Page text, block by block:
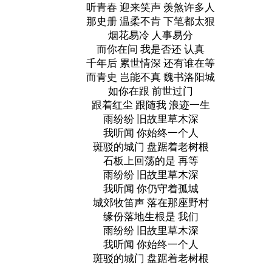
听青春 迎来笑声 羡煞许多人
那史册 温柔不肯 下笔都太狠
烟花易冷 人事易分
而你在问 我是否还 认真
千年后 累世情深 还有谁在等
而青史 岂能不真 魏书洛阳城
如你在跟 前世过门
跟着红尘 跟随我 浪迹一生
雨纷纷 旧故里草木深
我听闻 你始终一个人
斑驳的城门 盘踞着老树根
石板上回荡的是 再等
雨纷纷 旧故里草木深
我听闻 你仍守着孤城
城郊牧笛声 落在那座野村
缘份落地生根是 我们
雨纷纷 旧故里草木深
我听闻 你始终一个人
斑驳的城门 盘踞着老树根